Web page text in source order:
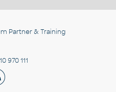
Partner & Training
970 111